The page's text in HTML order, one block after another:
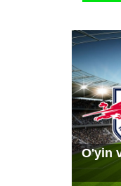
O'yin